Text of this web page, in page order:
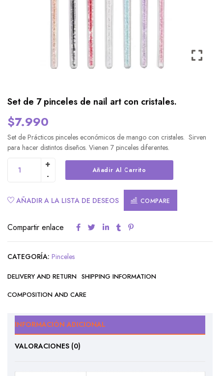
Set de 7 pinceles de nail art con cristales.
$7.990
Set de Prácticos pinceles económicos de mango con cristales. Sirven
para hacer distintos diseños. Vienen 7 pinceles diferentes.
Añadir Al Carrito
AÑADIR A LA LISTA DE DESEOS COMPARE
Compartir enlace
CATEGORÍA: Pinceles
DELIVERY AND RETURN SHIPPING INFORMATION
COMPOSITION AND CARE
INFORMACIÓN ADICIONAL
VALORACIONES (0)